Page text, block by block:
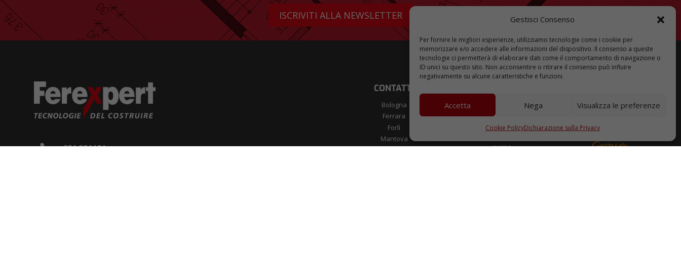
Gestisci Consenso
Per fornire le migliori esperienze, utilizziamo tecnologie come i cookie per
memorizzare e/o accedere alle informazioni del dispositivo. Il consenso a queste
tecnologie ci permetterà di elaborare dati come il comportamento di navigazione o
ID unici su questo sito. Non acconsentire o ritirare il consenso può influire
negativamente su alcune caratteristiche e funzioni.
Accetta Nega Visualizza le preferenze
Cookie PolicyDichiarazione sulla Privacy
ISCRIVITI ALLA NEWSLETTER
 051 321121
CONTATTI
Bologna
Ferrara
Forlì
Mantova
Controllo accessi
Utensili e accessori
cucine